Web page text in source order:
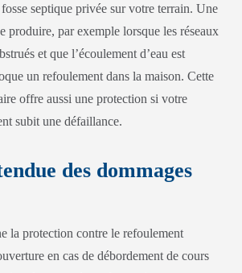
septique privée sur votre terrain. Une
produire, par exemple lorsque les réseaux
et que l’écoulement d’eau est
un refoulement dans la maison. Cette
offre aussi une protection si votre
subit une défaillance.
des dommages
la protection contre le refoulement
en cas de débordement de cours